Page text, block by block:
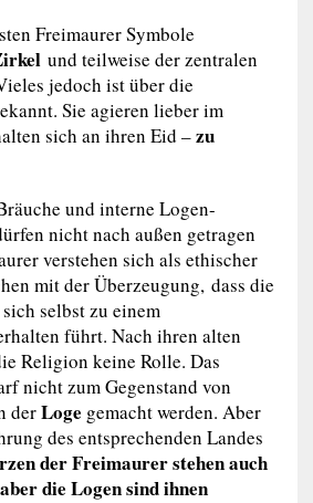
Freimaurer Symbole
und teilweise der zentralen
jedoch ist über die
Sie agieren lieber im
sich an ihren Eid –zu
und interne Logen-
nicht nach außen getragen
verstehen sich als ethischer
mit der Überzeugung, dass die
selbst zu einem
führt. Nach ihren alten
Religion keine Rolle. Das
nicht zum Gegenstand von
derLoge gemacht werden. Aber
des entsprechenden Landes
der Freimaurer stehen auch
die Logen sind ihnen